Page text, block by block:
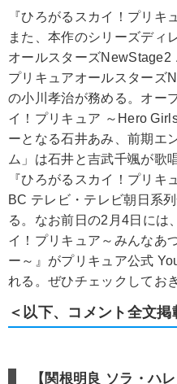
『ひろがるスカイ！プリキ
また、本作のシリーズディ
オールスターズNewStage2
プリキュアオールスターズ
の小川孝治が務める。オー
イ！プリキュア ～Hero
ーとなる石井あみ、前期エ
ム」は石井と吉武千颯が歌
『ひろがるスカイ！プリキ
BC テレビ・テレビ朝日系
る。なお前日の2月4日には
イ！プリキュア～みんなあ
ー～』がプリキュア公式
れる。ぜひチェックしてお
＜以下、コメント全文掲
【関根明良 ソラ・ハ